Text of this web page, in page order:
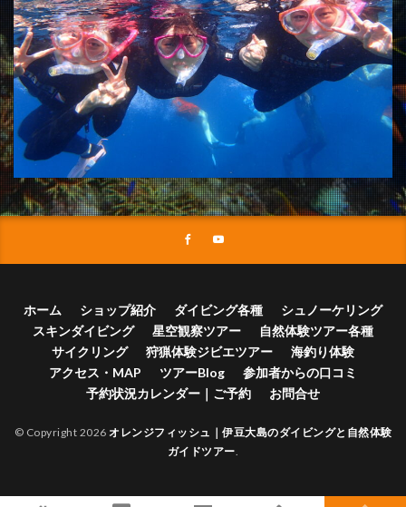
ホーム ショップ紹介 ダイビング各種
シュノーケリング
スキンダイビング
星空観察ツアー
自然体験ツアー各種
サイクリング
狩猟体験ジビエツアー
海釣り体験
アクセス・MAP
ツアーBlog
参加者からの口コミ
予約状況カレンダー｜ご予約
お問合せ
© Copyright 2026 オレンジフィッシュ｜伊豆大島のダイビングと自然体験
ガイドツアー.